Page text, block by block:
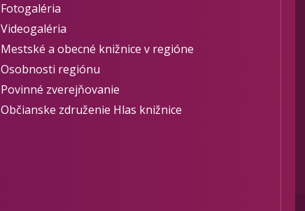
Fotogaléria
Videogaléria
Mestské a obecné knižnice v regióne
Osobnosti regiónu
Povinné zverejňovanie
Občianske združenie Hlas knižnice